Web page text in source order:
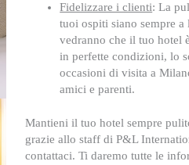
Fidelizzare i clienti: La
tuoi ospiti siano sempre
vedranno che il tuo hotel
in perfette condizioni, lo
occasioni di visita a
amici e parenti.
Mantieni il tuo hotel sempre
grazie allo staff di P&L
contattaci. Ti daremo tutte le